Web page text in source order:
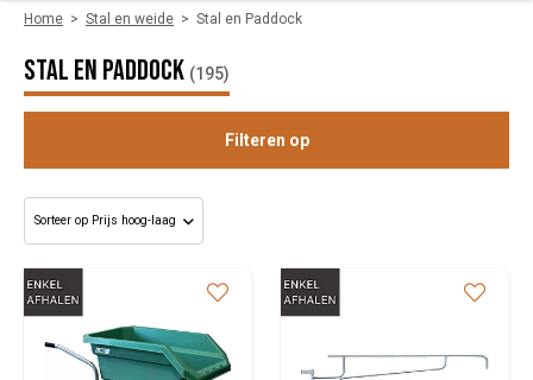
Home > Stal en weide > Stal en Paddock
Stal en Paddock (195)
Filteren op
Categorie
Maat
Merk